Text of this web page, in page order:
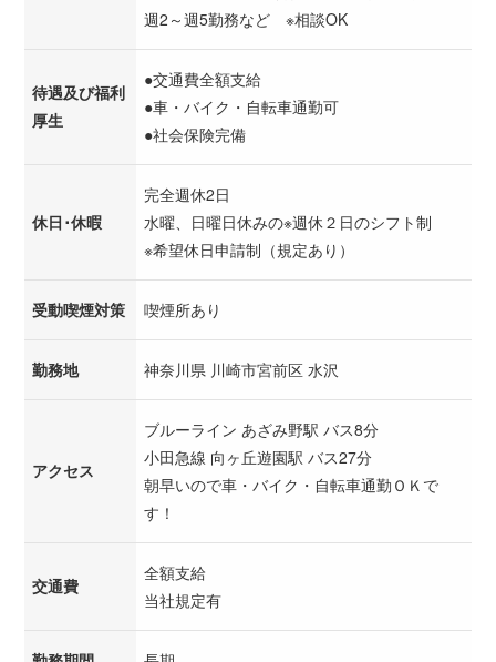
週2～週5勤務など ※相談OK
待遇及び福利
厚生
●交通費全額支給
●車・バイク・自転車通勤可
●社会保険完備
休日･休暇
完全週休2日
水曜、日曜日休みの※週休２日のシフト制
※希望休日申請制（規定あり）
受動喫煙対策 喫煙所あり
勤務地 神奈川県 川崎市宮前区 水沢
アクセス
ブルーライン あざみ野駅 バス8分
小田急線 向ヶ丘遊園駅 バス27分
朝早いので車・バイク・自転車通勤ＯＫで
す！
交通費
全額支給
当社規定有